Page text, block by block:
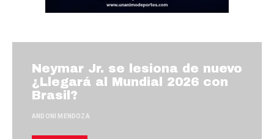
Neymar Jr. se lesiona de nuevo
¿Llegará al Mundial 2026 con
Brasil?
ANDONI MENDOZA